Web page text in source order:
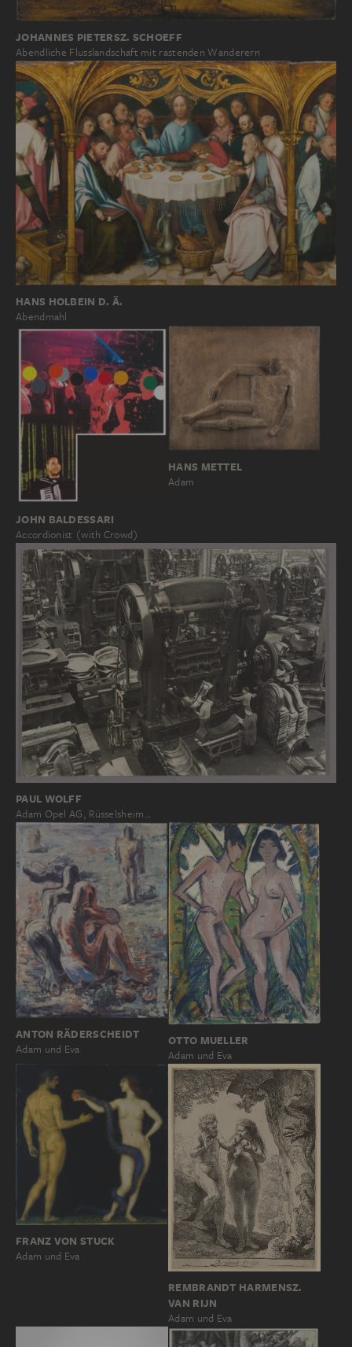
JOHANNES PIETERSZ. SCHOEFF
Abendliche Flusslandschaft mit rastenden Wanderern
HANS HOLBEIN D. Ä.
Abendmahl
JOHN BALDESSARI
Accordionist (with Crowd)
HANS METTEL
Adam
PAUL WOLFF
Adam Opel AG, Rüsselsheim…
ANTON RÄDERSCHEIDT
Adam und Eva
OTTO MUELLER
Adam und Eva
FRANZ VON STUCK
Adam und Eva
REMBRANDT HARMENSZ.
VAN RIJN
Adam und Eva